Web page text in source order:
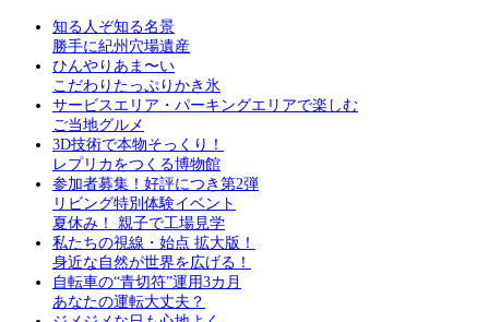
知る人ぞ知る名景
勝手に紀州穴場遺産
ひんやりあま〜い
こだわりたっぷりかき氷
サービスエリア・パーキングエリアで楽しむ
ご当地グルメ
3D技術で本物そっくり！
レプリカをつくる博物館
参加者募集！好評につき第2弾
リビング特別体験イベント
夏休み！ 親子で工場見学
私たちの視線・始点 拡大版！
身近な自然が世界を広げる！
自転車の“青切符”運用3カ月
あなたの運転大丈夫？